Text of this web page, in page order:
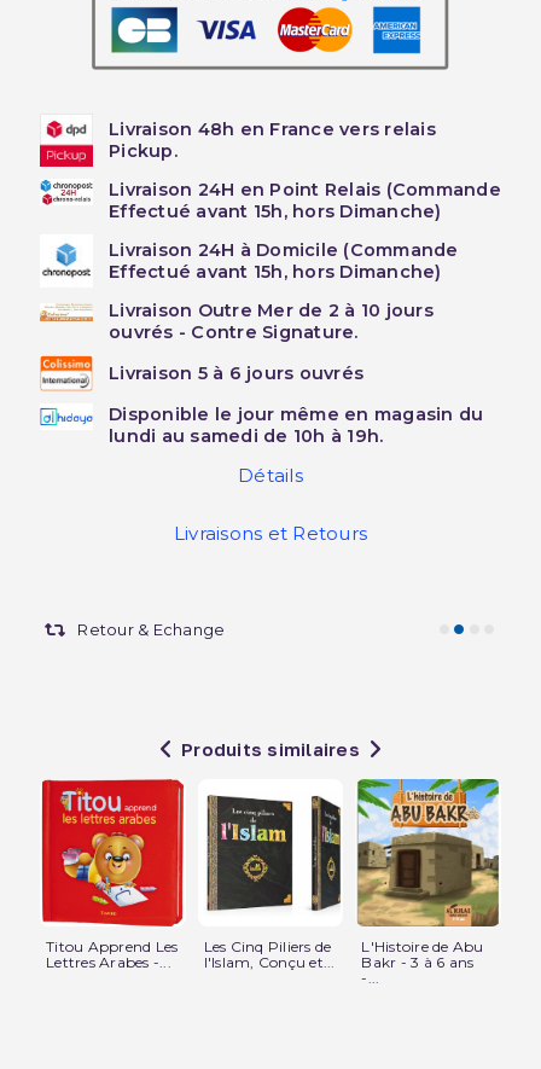
Livraison 48h en France vers relais
Pickup.
Livraison 24H en Point Relais (Commande
Effectué avant 15h, hors Dimanche)
Livraison 24H à Domicile (Commande
Effectué avant 15h, hors Dimanche)
Livraison Outre Mer de 2 à 10 jours
ouvrés - Contre Signature.
Livraison 5 à 6 jours ouvrés
Disponible le jour même en magasin du
lundi au samedi de 10h à 19h.
Détails
Livraisons et Retours
Retour & Echange
Produits similaires
Titou Apprend Les
Lettres Arabes -...
Les Cinq Piliers de
l'Islam, Conçu et...
L'Histoire de Abu
Bakr - 3 à 6 ans
-...